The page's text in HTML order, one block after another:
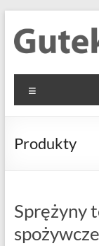
content
Informationen
Flachmaterial
Produkty
Sprężyny